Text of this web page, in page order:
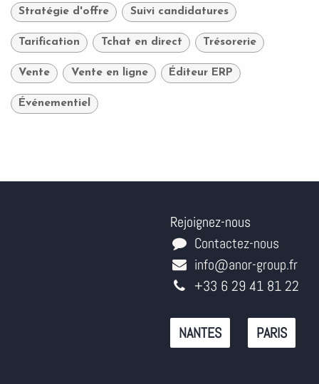
Stratégie d'offre Suivi candidatures
Tarification Tchat en direct Trésorerie
Vente Vente en ligne Éditeur ERP
Événementiel
Rejoignez-nous
Contactez-nous
info@anor-group.fr
+33 6 29 41 81 22
NANTES PARIS